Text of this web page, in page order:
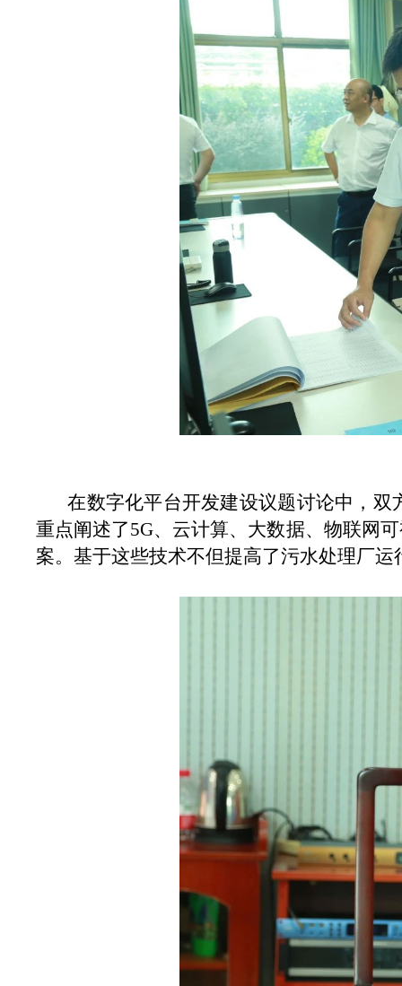
在数字化平台开发建设议题讨论中，
重点阐述了5G、云计算、大数据、物联网
案。基于这些技术不但提高了污水处理厂